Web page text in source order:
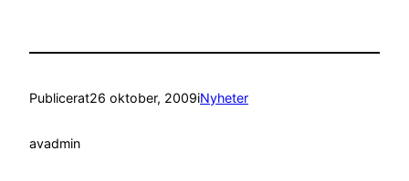
Publicerat26 oktober, 2009iNyheter
avadmin